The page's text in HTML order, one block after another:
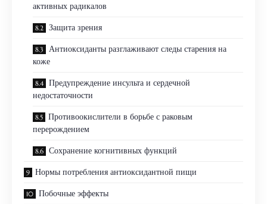
активных радикалов
Защита зрения
Антиоксиданты разглаживают следы старения на
коже
Предупреждение инсульта и сердечной
недостаточности
Противоокислители в борьбе с раковым
перерождением
Сохранение когнитивных функций
Нормы потребления антиоксидантной пищи
Побочные эффекты